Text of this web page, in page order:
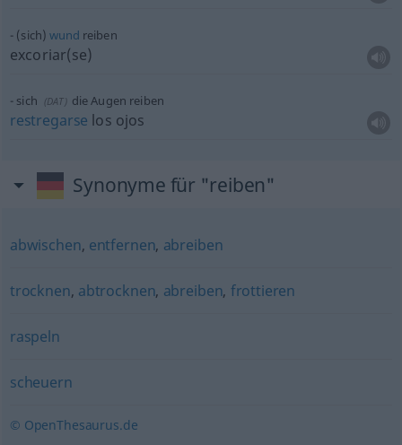
(sich)wund reiben
excoriar(se)
sich (DAT) die Augen reiben
restregarse los ojos
Synonyme für "reiben"
abwischen, entfernen, abreiben
trocknen, abtrocknen, abreiben, frottieren
raspeln
scheuern
© OpenThesaurus.de